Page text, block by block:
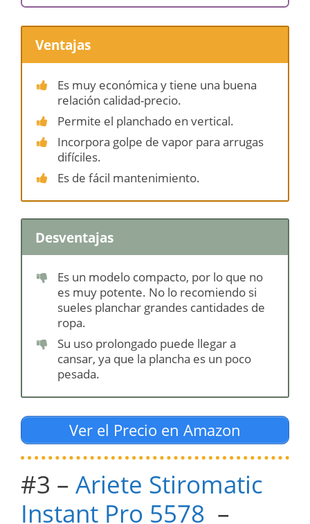
Ventajas
Es muy económica y tiene una buena
relación calidad-precio.
Permite el planchado en vertical.
Incorpora golpe de vapor para arrugas
difíciles.
Es de fácil mantenimiento.
Desventajas
Es un modelo compacto, por lo que no
es muy potente. No lo recomiendo si
sueles planchar grandes cantidades de
ropa.
Su uso prolongado puede llegar a
cansar, ya que la plancha es un poco
pesada.
Ver el Precio en Amazon
#3 – Ariete Stiromatic
Instant Pro 5578 –